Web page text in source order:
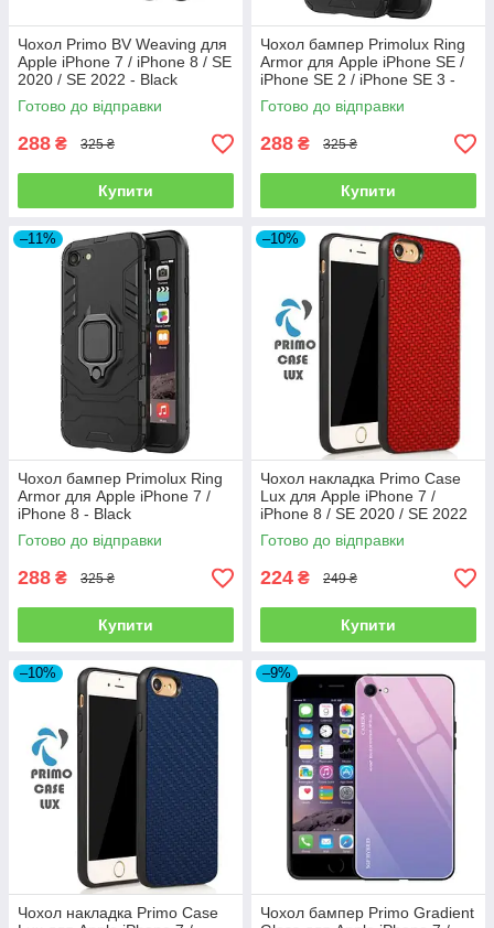
Чохол Primo BV Weaving для
Apple iPhone 7 / iPhone 8 / SE
2020 / SE 2022 - Black
Готово до відправки
288 ₴ 325 ₴
Купити
Чохол бампер Primolux Ring
Armor для Apple iPhone SE /
iPhone SE 2 / iPhone SE 3 -
Black
Готово до відправки
288 ₴ 325 ₴
Купити
–11%
Чохол бампер Primolux Ring
Armor для Apple iPhone 7 /
iPhone 8 - Black
Готово до відправки
288 ₴ 325 ₴
Купити
–10%
Чохол накладка Primo Case
Lux для Apple iPhone 7 /
iPhone 8 / SE 2020 / SE 2022
- Red
Готово до відправки
224 ₴ 249 ₴
Купити
–10%
Чохол накладка Primo Case
–9%
Чохол бампер Primo Gradient